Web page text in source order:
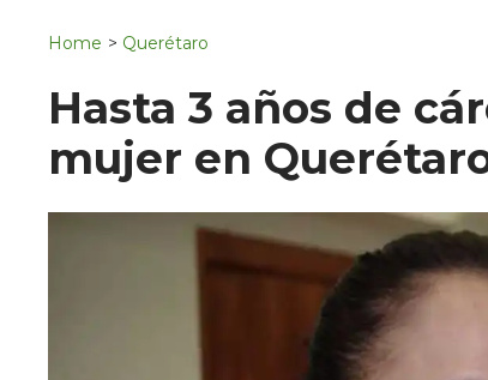
Home > Querétaro
Hasta 3 años de
mujer en